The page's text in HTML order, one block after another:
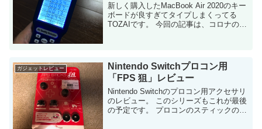
新しく購入したMacBook Air 2020のキー
ボードが良すぎてタイプしまくってる
TOZAIです。 今回の記事は、コロナの影
ガジェットレビュー
Nintendo Switchプロコン用
「FPS 狙」レビュー
Nintendo Switchのプロコン用アクセサリ
のレビュー。 このシリーズもこれが最後
の予定です。 プロコンのスティックの性